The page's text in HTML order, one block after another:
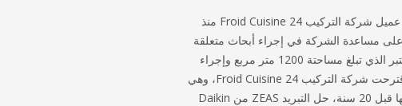
سعى صاحب الامتياز، وهو عميل شركة التركيب Froid Cuisine 24 منذ
مساعدة الشركة في إجراء أبحاث متعلقة
بحل التبريد المطلوب للمختبر الذي تبلغ مساحتة 1200 متر مربع وإجراء
عمليات التركيب اللازمة. اقترحت شركة التركيب Froid Cuisine 24، وهي
شريكة Daikin منذ تأسيسها قبل 20 سنة، حل التبريد ZEAS من Daikin